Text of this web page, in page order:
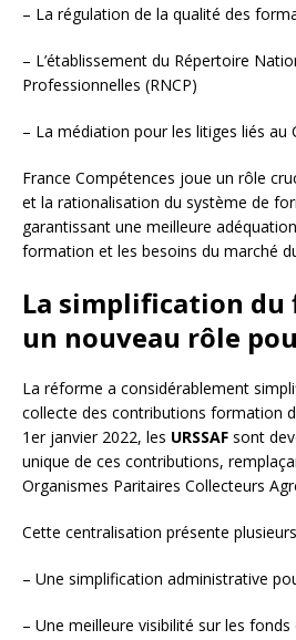
– La régulation de la qualité des
– L’établissement du Répertoire
Professionnelles (RNCP)
– La médiation pour les litiges liés au
France Compétences joue un rôle
et la rationalisation du système de
garantissant une meilleure
formation et les besoins du marché
La simplification du
un nouveau rôle
La réforme a considérablement
collecte des contributions formation
1er janvier 2022, les URSSAF sont
unique de ces contributions,
Organismes Paritaires Collecteurs
Cette centralisation présente
– Une simplification administrative
– Une meilleure visibilité sur les fonds